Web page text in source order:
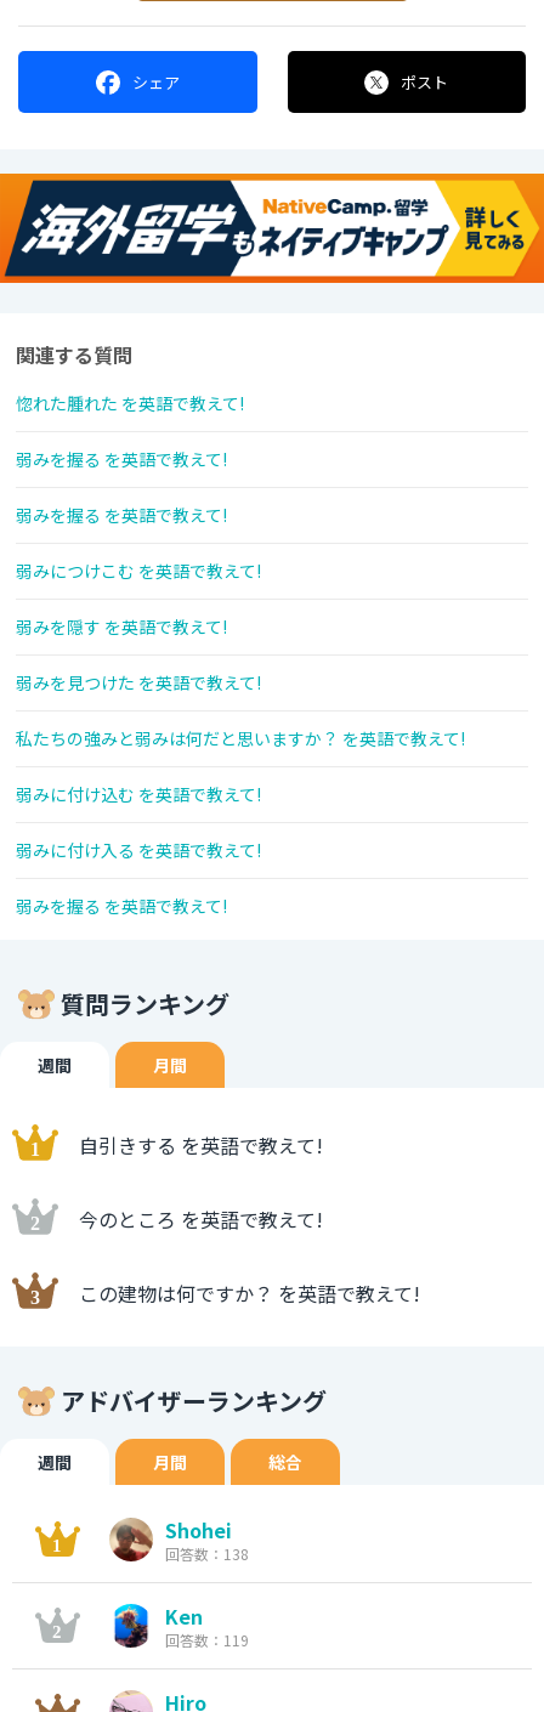
シェア ポスト
関連する質問
惚れた腫れた を英語で教えて!
弱みを握る を英語で教えて!
弱みを握る を英語で教えて!
弱みにつけこむ を英語で教えて!
弱みを隠す を英語で教えて!
弱みを見つけた を英語で教えて!
私たちの強みと弱みは何だと思いますか？ を英語で教えて!
弱みに付け込む を英語で教えて!
弱みに付け入る を英語で教えて!
弱みを握る を英語で教えて!
質問ランキング
週間 月間
自引きする を英語で教えて!
今のところ を英語で教えて!
この建物は何ですか？ を英語で教えて!
アドバイザーランキング
週間 月間 総合
Shohei
回答数：138
Ken
回答数：119
Hiro